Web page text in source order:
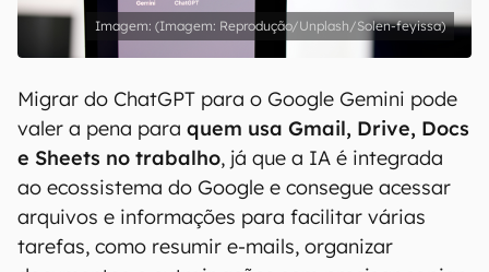
(Imagem: Reprodução/Unplash/Solen-feyissa)
Migrar do ChatGPT para o Google Gemini pode
valer a pena para quem usa Gmail, Drive, Docs
e Sheets no trabalho, já que a IA é integrada
ao ecossistema do Google e consegue acessar
arquivos e informações para facilitar várias
tarefas, como resumir e-mails, organizar